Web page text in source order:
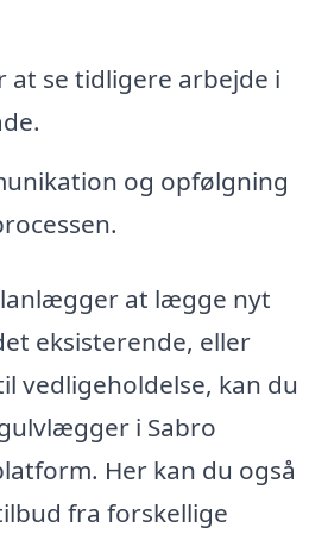
at se tidligere arbejde i
og opfølgning
at lægge nyt
eksisterende, eller
vedligeholdelse, kan du
i Sabro
Her kan du også
fra forskellige